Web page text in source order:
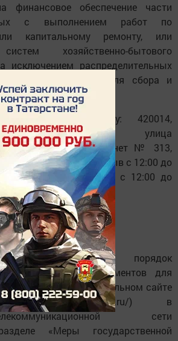
финансовое обеспечение части
с выполнением работ по
капитальному ремонту, или
хозяйственно-бытового
исключением распределительных
или площадок для сбора и
отходов.
по адресу: 420014,
город Казань, улица
№ 36, 3 этаж, кабинет № 313,
с 8:00 до 17:00 (перерыв с 12:00 до
до 15:45 (перерыв с 12:00 до
8 (843) 221-76-87.
отбору заявок, порядок
формы документов для
на официальном сайте
(https://agro.tatarstan.ru/) в
телекоммуникационной сети
«Меры государственной